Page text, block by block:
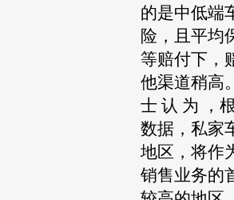
的是中低端
险，且平均
等赔付下，
他渠道稍高
士 认 为 ，
数据，私家
地区，将作
销售业务的